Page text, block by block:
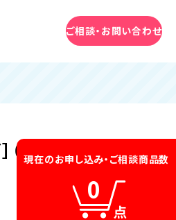
ご相談・お問い合わせ
現在のお申し込み・ ご相談商品数
0
リンナイ）